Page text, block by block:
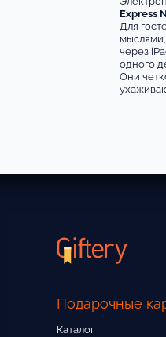
Express
Для
через
одного
Они
Подарочные
Каталог